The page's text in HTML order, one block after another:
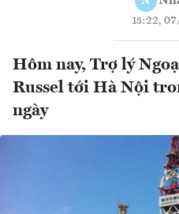
15:22,
Hôm nay, Trợ lý
Russel tới Hà Nội
ngày